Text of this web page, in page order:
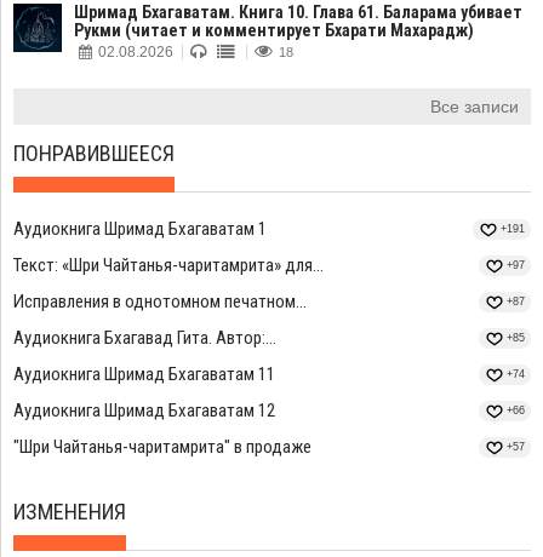
Шримад Бхагаватам. Книга 10. Глава 61. Баларама убивает
Рукми (читает и комментирует Бхарати Махарадж)
02.08.2026 18
Все записи
ПОНРАВИВШЕЕСЯ
Аудиокнига Шримад Бхагаватам 1 +191
Текст: «Шри Чайтанья-чаритамрита» для... +97
Исправления в однотомном печатном... +87
Аудиокнига Бхагавад Гита. Автор:... +85
Аудиокнига Шримад Бхагаватам 11 +74
Аудиокнига Шримад Бхагаватам 12 +66
"Шри Чайтанья-чаритамрита" в продаже +57
ИЗМЕНЕНИЯ